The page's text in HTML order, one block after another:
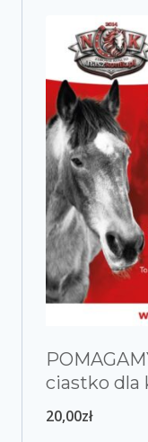
ciastko dla
20,00zł